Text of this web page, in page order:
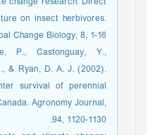
on insect herbivores.
Change Biology, 8, 1-16.
P., Castonguay, Y.,
& Ryan, D. A. J. (2002).
survival of perennial
Agronomy Journal,
94, 1120-1130.